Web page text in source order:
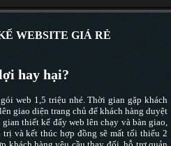
WEBSITE GIÁ RẺ
hay hại?
web 1,5 triệu nhé. Thời gian gặp khách
giao diện trang chủ để khách hàng duyệt
thiết kế đẩy web lên chạy và bàn giao,
trị và kết thúc hợp đồng sẽ mất tối thiểu 2